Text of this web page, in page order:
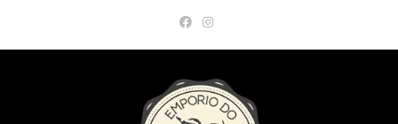
content